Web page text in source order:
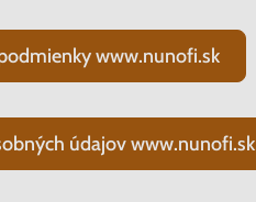
www.nunofi.sk
údajov www.nunofi.sk